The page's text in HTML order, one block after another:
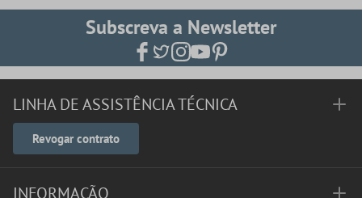
Subscreva a Newsletter
LINHA DE ASSISTÊNCIA TÉCNICA
Revogar contrato
INFORMAÇÃO